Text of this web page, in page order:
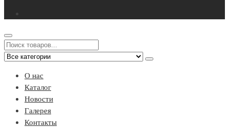
О нас
Каталог
Новости
Галерея
Контакты